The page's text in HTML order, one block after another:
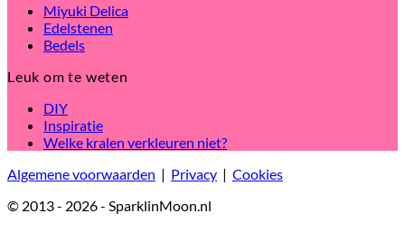
Miyuki Delica
Edelstenen
Bedels
Leuk om te weten
DIY
Inspiratie
Welke kralen verkleuren niet?
Algemene voorwaarden | Privacy | Cookies
© 2013 - 2026 - SparklinMoon.nl